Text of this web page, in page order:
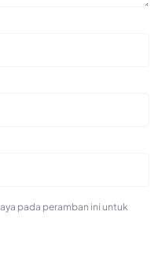
pada peramban ini untuk